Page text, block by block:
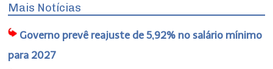
Mais Notícias
Governo prevê reajuste de 5,92% no salário mínimo
para 2027